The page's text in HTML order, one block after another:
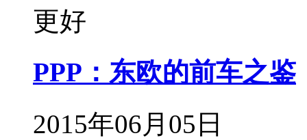
更好
PPP：东欧的前车之鉴
2015年06月05日